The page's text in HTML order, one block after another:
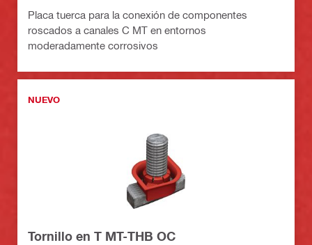
Placa tuerca para la conexión de componentes
roscados a canales C MT en entornos
moderadamente corrosivos
NUEVO
Tornillo en T MT-THB OC